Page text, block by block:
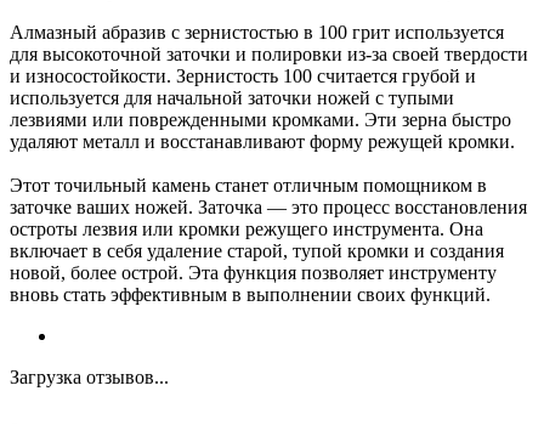
Алмазный абразив с зернистостью в 100 грит используется
для высокоточной заточки и полировки из-за своей твердости
и износостойкости. Зернистость 100 считается грубой и
используется для начальной заточки ножей с тупыми
лезвиями или поврежденными кромками. Эти зерна быстро
удаляют металл и восстанавливают форму режущей кромки.
Этот точильный камень станет отличным помощником в
заточке ваших ножей. Заточка — это процесс восстановления
остроты лезвия или кромки режущего инструмента. Она
включает в себя удаление старой, тупой кромки и создания
новой, более острой. Эта функция позволяет инструменту
вновь стать эффективным в выполнении своих функций.
Загрузка отзывов...